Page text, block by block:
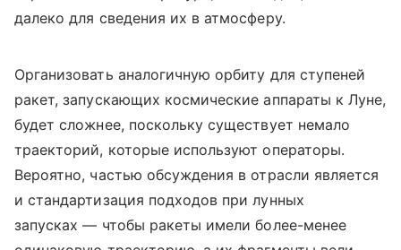
далеко для сведения их в атмосферу.
Организовать аналогичную орбиту для ступеней
ракет, запускающих космические аппараты к Луне,
будет сложнее, поскольку существует немало
траекторий, которые используют операторы.
Вероятно, частью обсуждения в отрасли является
и стандартизация подходов при лунных
запусках — чтобы ракеты имели более-менее